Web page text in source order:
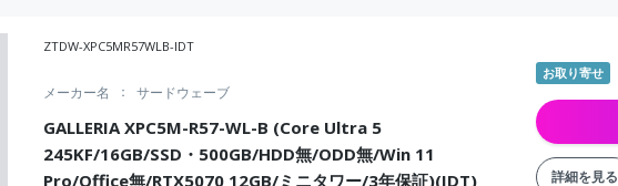
ZTDW-XPC5MR57WLB-IDT
GALLERIA XPC5M-R57-WL-B (Core Ultra 5
245KF/16GB/SSD・500GB/HDD無/ODD無/Win 11
Pro/Office無/RTX5070 12GB/ミニタワー/3年保証)(IDT)
メーカー名 サードウェーブ
お取り寄せ
詳細を見る